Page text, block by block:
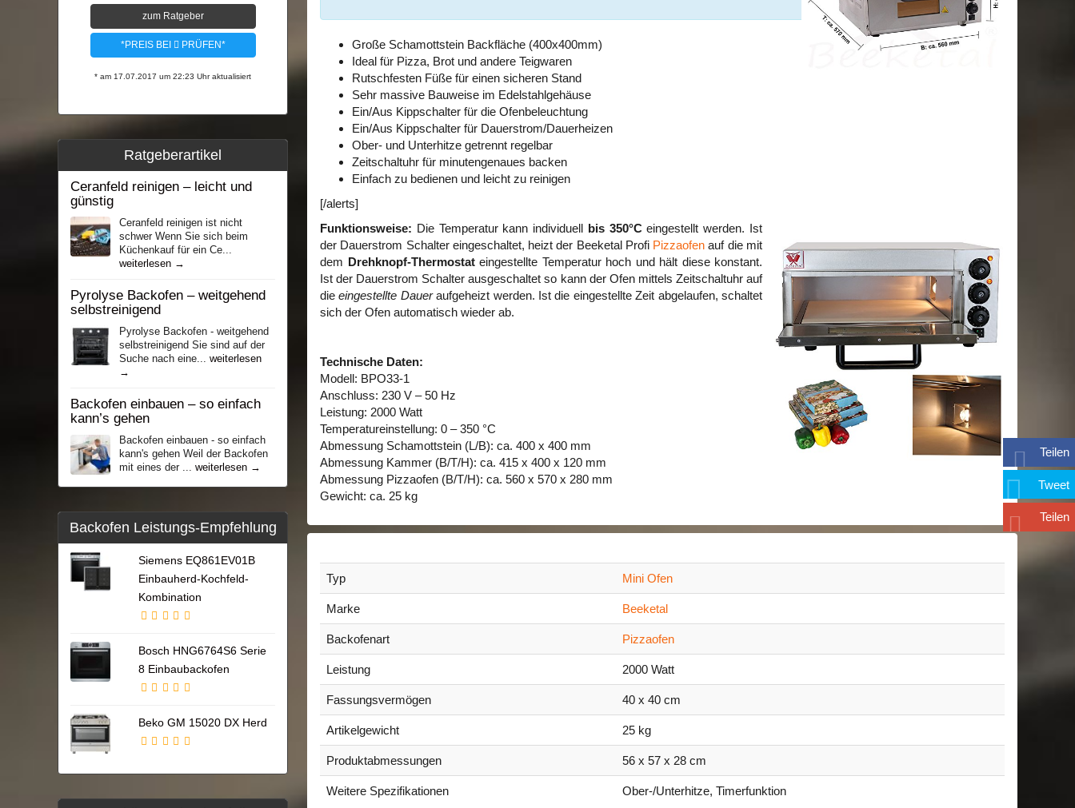
Teilen
Tweet
Teilen
zum Ratgeber
*PREIS BEI PRÜFEN*
* am 17.07.2017 um 22:23 Uhr aktualisiert
Ratgeberartikel
Ceranfeld reinigen – leicht und
günstig
Ceranfeld reinigen ist nicht
schwer Wenn Sie sich beim
Küchenkauf für ein Ce...
weiterlesen →
Pyrolyse Backofen – weitgehend
selbstreinigend
Pyrolyse Backofen - weitgehend
selbstreinigend Sie sind auf der
Suche nach eine...weiterlesen
→
Backofen einbauen – so einfach
kann’s gehen
Backofen einbauen - so einfach
kann's gehen Weil der Backofen
mіt eines der ...weiterlesen →
Backofen Leistungs-Empfehlung
Siemens EQ861EV01B
Einbauherd-Kochfeld-
Kombination
Bosch HNG6764S6 Serie
8 Einbaubackofen
Beko GM 15020 DX Herd
Große Schamottstein Backfläche (400x400mm)
Ideal für Pizza, Brot und andere Teigwaren
Rutschfesten Füße für einen sicheren Stand
Sehr massive Bauweise im Edelstahlgehäuse
Ein/Aus Kippschalter für die Ofenbeleuchtung
Ein/Aus Kippschalter für Dauerstrom/Dauerheizen
Ober- und Unterhitze getrennt regelbar
Zeitschaltuhr für minutengenaues backen
Einfach zu bedienen und leicht zu reinigen
[/alerts]
Funktionsweise: Die Temperatur kann individuell bis 350°Ceingestellt werden. Ist
der Dauerstrom Schalter eingeschaltet, heizt der Beeketal Profi Pizzaofen auf die mit
dem Drehknopf-Thermostateingestellte Temperatur hoch und hält diese konstant.
Ist der Dauerstrom Schalter ausgeschaltet so kann der Ofen mittels Zeitschaltuhr auf
dieeingestellte Daueraufgeheizt werden. Ist die eingestellte Zeit abgelaufen, schaltet
sich der Ofen automatisch wieder ab.
Technische Daten:
Modell: BPO33-1
Anschluss: 230 V – 50 Hz
Leistung: 2000 Watt
Temperatureinstellung: 0 – 350 °C
Abmessung Schamottstein (L/B): ca. 400 x 400 mm
Abmessung Kammer (B/T/H): ca. 415 x 400 x 120 mm
Abmessung Pizzaofen (B/T/H): ca. 560 x 570 x 280 mm
Gewicht: ca. 25 kg
Typ Mini Ofen
Marke Beeketal
Backofenart Pizzaofen
Leistung 2000 Watt
Fassungsvermögen 40 x 40 cm
Artikelgewicht 25 kg
Produktabmessungen 56 x 57 x 28 cm
Weitere Spezifikationen Ober-/Unterhitze, Timerfunktion